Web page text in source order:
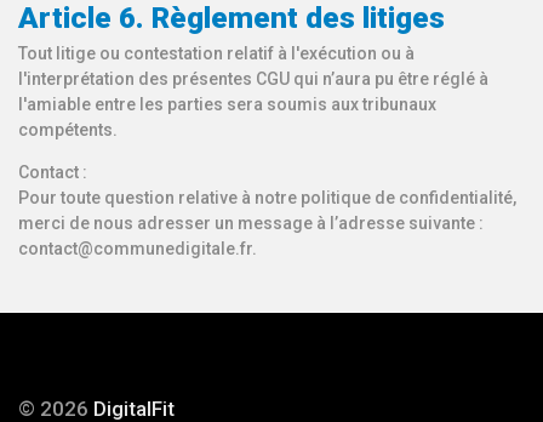
Article 6. Règlement des litiges
Tout litige ou contestation relatif à l'exécution ou à
l'interprétation des présentes CGU qui n’aura pu être réglé à
l'amiable entre les parties sera soumis aux tribunaux
compétents.
Contact :
Pour toute question relative à notre politique de confidentialité,
merci de nous adresser un message à l’adresse suivante :
contact@communedigitale.fr.
© 2026 DigitalFit